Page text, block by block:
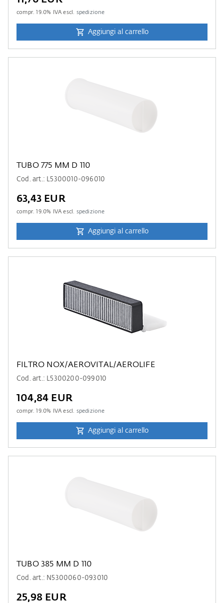
compr.19.0% IVA escl. spedizione
Aggiungi al carrello
TUBO 775 MM D 110
Cod. art.: L5300010-096010
63,43 EUR
compr.19.0% IVA escl. spedizione
Aggiungi al carrello
FILTRO NOX/AEROVITAL/AEROLIFE
Cod. art.: L5300200-099010
104,84 EUR
compr.19.0% IVA escl. spedizione
Aggiungi al carrello
TUBO 385 MM D 110
Cod. art.: N5300060-093010
25,98 EUR